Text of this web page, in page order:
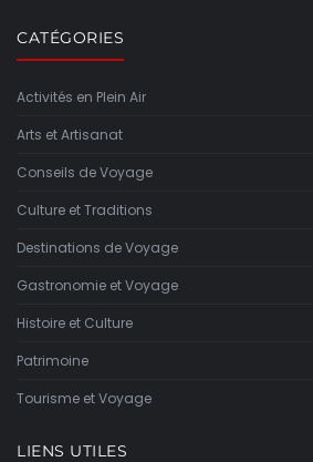
CATÉGORIES
Activités en Plein Air
Arts et Artisanat
Conseils de Voyage
Culture et Traditions
Destinations de Voyage
Gastronomie et Voyage
Histoire et Culture
Patrimoine
Tourisme et Voyage
LIENS UTILES